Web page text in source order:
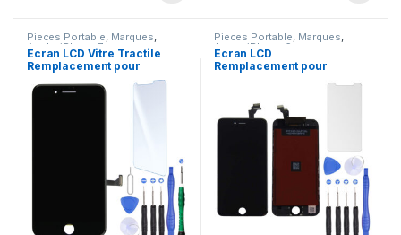
Pieces Portable, Marques,
Apple iPhone 7
Ecran LCD Vitre Tractile
Remplacement pour
Pieces Portable, Marques,
Apple iPhone 6
Ecran LCD
Remplacement pour